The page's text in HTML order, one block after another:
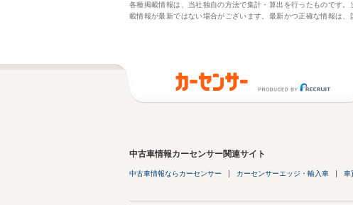
各種掲載情報は、当社独自の方法で集計・算出を行ったものです
載情報が最新ではない場合がございます。最新かつ正確な情報は
中古車情報カーセンサー関連サイト
中古車情報ならカーセンサー カーセンサーエッジ・輸入車 車